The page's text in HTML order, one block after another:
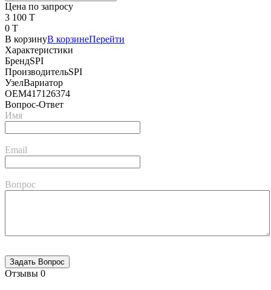
Цена по запросу
3 100 T
0 T
В корзинуВ корзинеПерейти
Характеристики
БрендSPI
ПроизводительSPI
УзелВариатор
OEM417126374
Вопрос-Ответ
Имя
Email
Вопрос
Отзывы 0